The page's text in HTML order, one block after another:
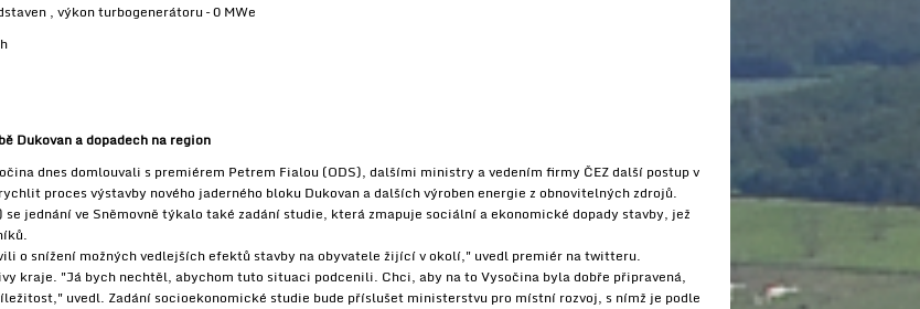
, výkon turbogenerátoru – 0 MWe
Dukovan a dopadech na region
dnes domlouvali s premiérem Petrem Fialou (ODS), dalšími ministry a vedením firmy ČEZ další postup v
proces výstavby nového jaderného bloku Dukovan a dalších výroben energie z obnovitelných zdrojů.
se jednání ve Sněmovně týkalo také zadání studie, která zmapuje sociální a ekonomické dopady stavby, jež
o snížení možných vedlejších efektů stavby na obyvatele žijící v okolí," uvedl premiér na twitteru.
kraje. "Já bych nechtěl, abychom tuto situaci podcenili. Chci, aby na to Vysočina byla dobře připravená,
uvedl. Zadání socioekonomické studie bude příslušet ministerstvu pro místní rozvoj, s nímž je podle